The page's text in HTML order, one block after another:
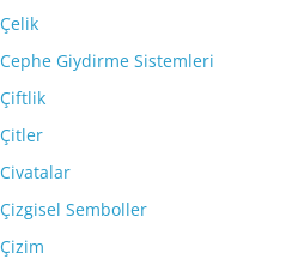
Çelik
Cephe Giydirme Sistemleri
Çiftlik
Çitler
Civatalar
Çizgisel Semboller
Çizim